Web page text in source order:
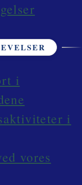
i
i
vores